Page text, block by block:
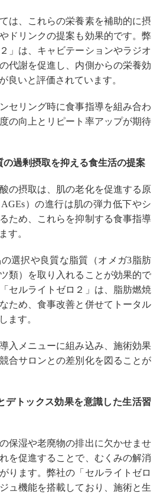
は、これらの栄養素を補助的に摂
ドリンクの提案も効果的です。弊
」は、キャビテーションやラジオ
代謝を促進し、内側からの栄養効
良いと評価されています。
セリング時に食事指導を組み合わ
の向上とリピート率アップが期待
過剰摂取を抑える食生活の提案
の摂取は、肌の老化を促進する原
）の進行は肌の弾力低下やシ
ため、これらを抑制する食事指導
す。
選択や良質な脂質（オメガ3脂肪
類）を取り入れることが効果的で
セルライトゼロ２」は、脂肪燃焼
ため、食事改善と併せてトータル
ます。
入メニューに組み込み、施術効果
合サロンとの差別化を図ることが
デトックス効果を意識した生活習
保湿や老廃物の排出に欠かせませ
を促進することで、むくみの解消
ります。弊社の「セルライトゼロ
ュ機能を搭載しており、施術と生